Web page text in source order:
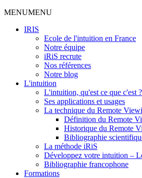
MENUMENU
IRIS
Ecole de l'intuition en France
Notre équipe
iRiS recrute
Nos références
Notre blog
L'intuition
L'intuition, qu'est ce que c'est ?
Ses applications et usages
La technique du Remote
Définition du Remote
Historique du Remote
Bibliographie
La méthode iRiS
Développez votre intuition –
Bibliographie francophone
Formations